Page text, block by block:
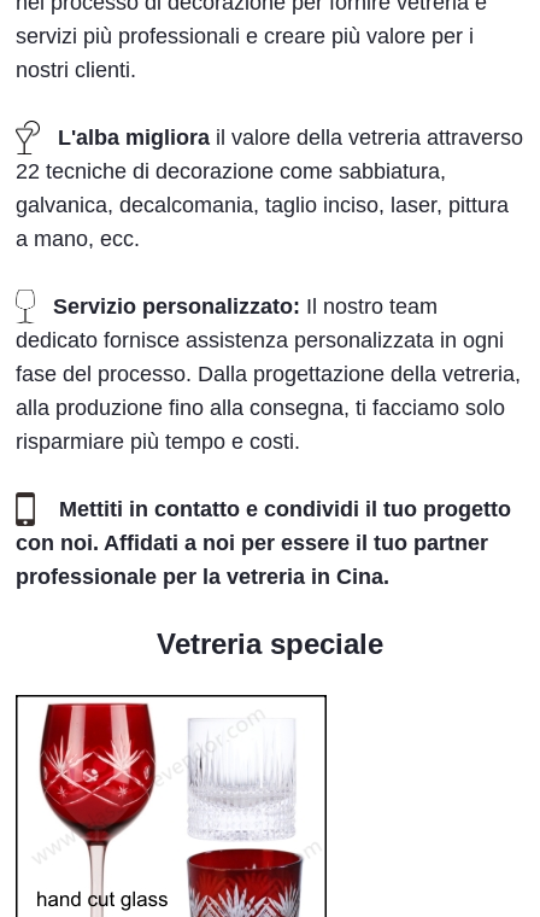
servizi più professionali e creare più valore per i
nostri clienti.
L'alba migliora il valore della vetreria attraverso
22 tecniche di decorazione come sabbiatura,
galvanica, decalcomania, taglio inciso, laser, pittura
a mano, ecc.
Servizio personalizzato: Il nostro team
dedicato fornisce assistenza personalizzata in ogni
fase del processo. Dalla progettazione della vetreria,
alla produzione fino alla consegna, ti facciamo solo
risparmiare più tempo e costi.
Mettiti in contatto e condividi il tuo progetto
con noi. Affidati a noi per essere il tuo partner
professionale per la vetreria in Cina.
Vetreria speciale